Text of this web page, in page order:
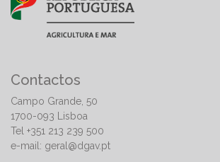
Contactos
Campo Grande, 50
1700-093 Lisboa
Tel +351 213 239 500
e-mail: geral@dgav.pt